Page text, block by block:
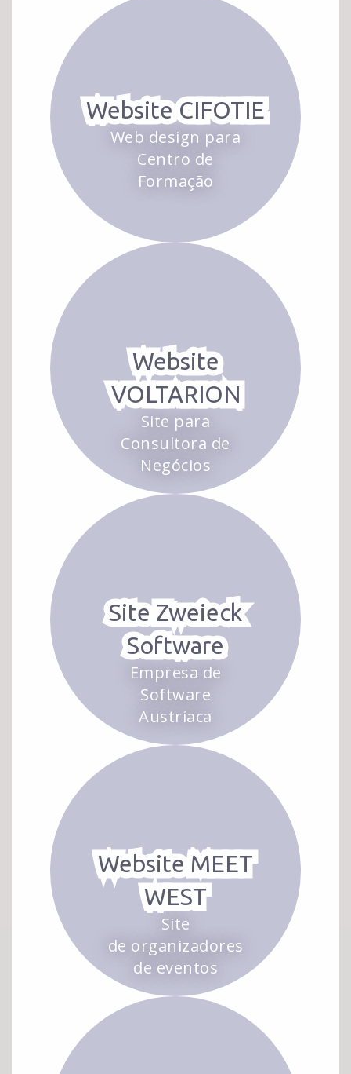
Website CIFOTIE
Web design para
Centro de
Formação
Website
VOLTARION
Site para
Consultora de
Negócios
Site Zweieck
Software
Empresa de
Software
Austríaca
Website MEET
WEST
Site
de organizadores
de eventos